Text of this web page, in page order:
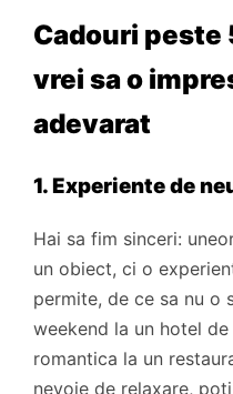
Cadouri peste
vrei sa o
adevarat
1. Experiente de
Hai sa fim sinceri:
un obiect, ci o
permite, de ce sa nu o
weekend la un hotel
romantica la un
nevoie de relaxare,